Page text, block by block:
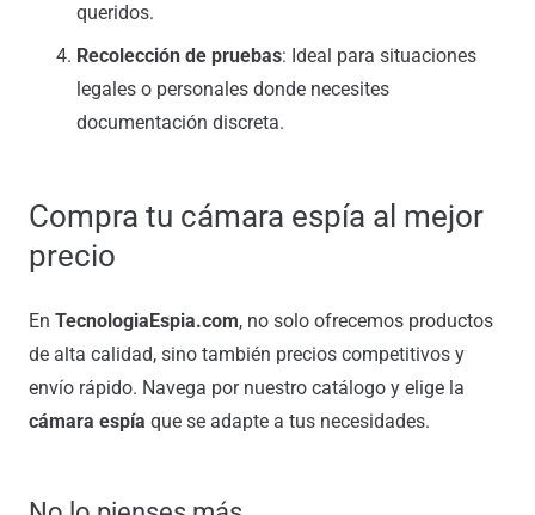
queridos.
Recolección de pruebas: Ideal para situaciones
legales o personales donde necesites
documentación discreta.
Compra tu cámara espía al mejor
precio
En TecnologiaEspia.com, no solo ofrecemos productos
de alta calidad, sino también precios competitivos y
envío rápido. Navega por nuestro catálogo y elige la
cámara espía que se adapte a tus necesidades.